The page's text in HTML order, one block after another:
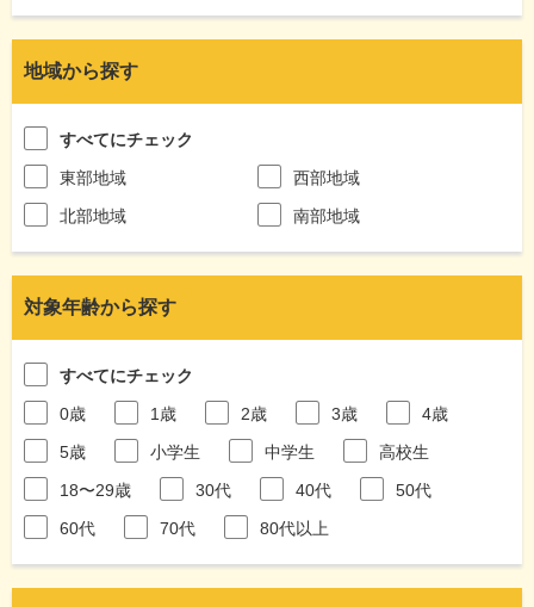
地域から探す
すべてにチェック
東部地域
西部地域
北部地域
南部地域
対象年齢から探す
すべてにチェック
0歳
1歳 2歳 3歳
4歳
5歳
小学生 中学生
高校生
18〜29歳
30代 40代
50代
60代
70代 80代以上